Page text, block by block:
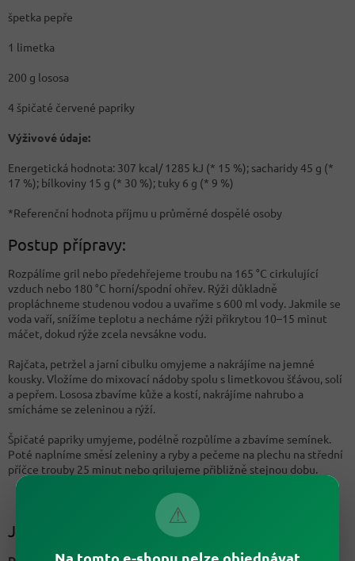
⚠
špetka pepře
1 limetka
200 g lososa
4 špičaté červené papriky
Výživové údaje:
Energetická hodnota: 307 kcal/ 1285 kJ (* 15 %); sacharidy 45 g (*
17 %); bílkoviny 15 g (* 30 %); tuky 6 g (* 9 %)
*Referenční hodnota příjmu u průměrné dospělé osoby
Postup přípravy:
Rozpálíme gril nebo předehřejeme troubu na 165 °C cirkulující
vzduch nebo 180 °C horní/spodní ohřev. Rýži důkladně
propláchneme studenou vodou a uvaříme s 600 ml vody. Jakmile se
voda vaří, snížíme teplotu a necháme rýži přikrytou 10–15 minut
máčet, dokud rýže zcela nevsákne vodu.
Rajčata, petržel a jarní cibulku omyjeme a nakrájíme na jemné
kousky. Vložíme do mixovací nádoby spolu s limetkovou šťávou, solí
a pepřem. Lososa zbavíme kůže a kostí, nakrájíme nahrubo a
smícháme se zeleninou a rýží.
Špičaté papriky umyjeme, podélně rozpůlíme a zbavíme semínek.
Poté naplníme směsí zeleniny a ryby a pečeme na plechu na střední
příčce trouby 25 minut nebo grilujeme přibližně stejnou dobu.
Jemné rybí špízy s bramborovým salátem